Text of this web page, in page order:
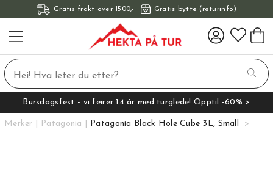
Gratis frakt over 1500,- Gratis bytte (returinfo)
Bursdagsfest - vi feirer 14 år med turglede! Opptil -60% >
Merker Patagonia Patagonia Black Hole Cube 3L, Small